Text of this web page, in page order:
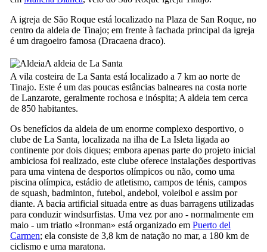
A igreja de São Roque está localizado na Plaza de San Roque, no
centro da aldeia de Tinajo; em frente à fachada principal da igreja
é um dragoeiro famosa (Dracaena draco).
A aldeia de La Santa
A vila costeira de La Santa está localizado a 7 km ao norte de
Tinajo. Este é um das poucas estâncias balneares na costa norte
de Lanzarote, geralmente rochosa e inóspita; A aldeia tem cerca
de 850 habitantes.
Os benefícios da aldeia de um enorme complexo desportivo, o
clube de La Santa, localizada na ilha de La Isleta ligada ao
continente por dois diques; embora apenas parte do projeto inicial
ambiciosa foi realizado, este clube oferece instalações desportivas
para uma vintena de desportos olímpicos ou não, como uma
piscina olímpica, estádio de atletismo, campos de ténis, campos
de squash, badminton, futebol, andebol, voleibol e assim por
diante. A bacia artificial situada entre as duas barragens utilizadas
para conduzir windsurfistas. Uma vez por ano - normalmente em
maio - um triatlo «Ironman» está organizado em Puerto del
Carmen; ela consiste de 3,8 km de natação no mar, a 180 km de
ciclismo e uma maratona.